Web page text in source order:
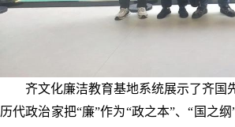
齐文化廉洁教育基地系统展示了齐国
历代政治家把“廉”作为“政之本”、“国之